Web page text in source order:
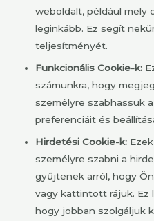
weboldalt, például mely
leginkább. Ez segít
teljesítményét.
Funkcionális Cookie-k:
számunkra, hogy
személyre szabhassuk
preferenciáit és
Hirdetési Cookie-k:
személyre szabni a
gyűjtenek arról, hogy
vagy kattintott rájuk. Ez
hogy jobban szolgáljuk